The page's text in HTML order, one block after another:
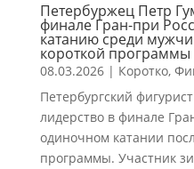
Петербуржец Петр
финале Гран-при
катанию среди
короткой программы
08.03.2026| Коротко,
Петербургский
лидерство в финале
одиночном катании
программы. Участник